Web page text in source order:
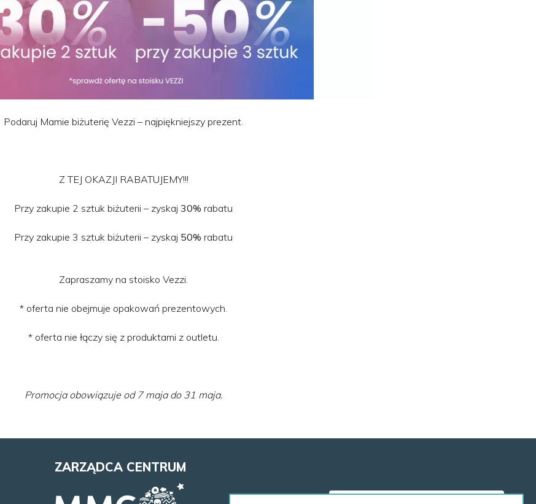
Podaruj Mamie biżuterię Vezzi – najpiękniejszy prezent.
Z TEJ OKAZJI RABATUJEMY!!!
Przy zakupie 2 sztuk biżuterii – zyskaj 30% rabatu
Przy zakupie 3 sztuk biżuterii – zyskaj 50% rabatu
Zapraszamy na stoisko Vezzi.
* oferta nie obejmuje opakowań prezentowych.
* oferta nie łączy się z produktami z outletu.
Promocja obowiązuje od 7 maja do 31 maja.
ZARZĄDCA CENTRUM